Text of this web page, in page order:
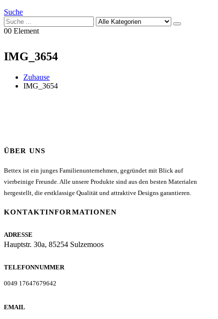
Suche
00 Element
IMG_3654
Zuhause
IMG_3654
ÜBER UNS
Bettex ist ein junges Familienunternehmen, gegründet mit Blick auf
vierbeinige Freunde. Alle unsere Produkte sind aus den besten Materialen
hergestellt, die erstklassige Qualität und attraktive Designs garantieren.
KONTAKTINFORMATIONEN
ADRESSE
Hauptstr. 30a, 85254 Sulzemoos
TELEFONNUMMER
0049 17647679642
EMAIL